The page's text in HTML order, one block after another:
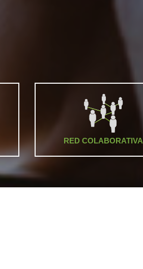
RED COLABORATIVA